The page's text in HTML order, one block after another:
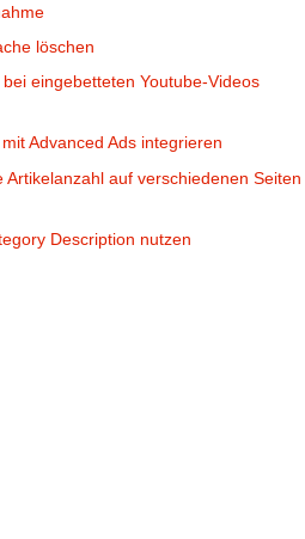
löschen
eingebetteten Youtube-Videos
Advanced Ads integrieren
auf verschiedenen Seiten
Description nutzen